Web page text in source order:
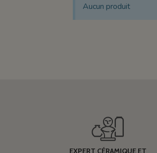
Aucun produit
EXPERT CÉRAMIQUE ET